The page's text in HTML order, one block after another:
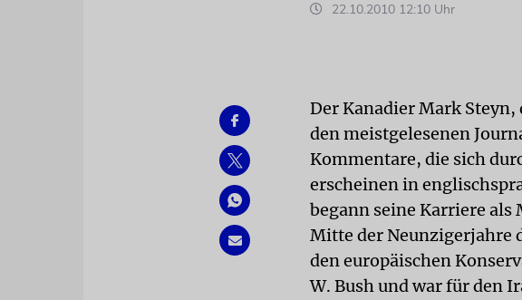
22.10.2010 12:10 Uhr
Der Kanadier Mark
den meistgelesenen
Kommentare, die sich
erscheinen in
begann seine Karriere
Mitte der Neunzigerjahre
den europäischen
W. Bush und war für den